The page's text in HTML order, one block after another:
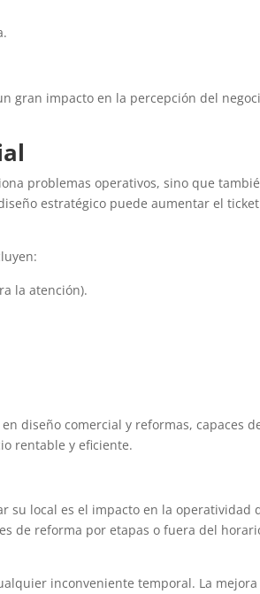
gran impacto en la percepción del
problemas operativos, sino que
estratégico puede aumentar el ticket
la atención).
diseño comercial y reformas, capaces
rentable y eficiente.
su local es el impacto en la operatividad
de reforma por etapas o fuera del
inconveniente temporal. La mejora